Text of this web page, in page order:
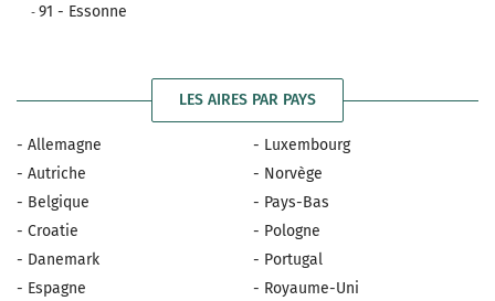
91 - Essonne
LES AIRES PAR PAYS
- Allemagne
- Autriche
- Belgique
- Croatie
- Danemark
- Espagne
- Luxembourg
- Norvège
- Pays-Bas
- Pologne
- Portugal
- Royaume-Uni